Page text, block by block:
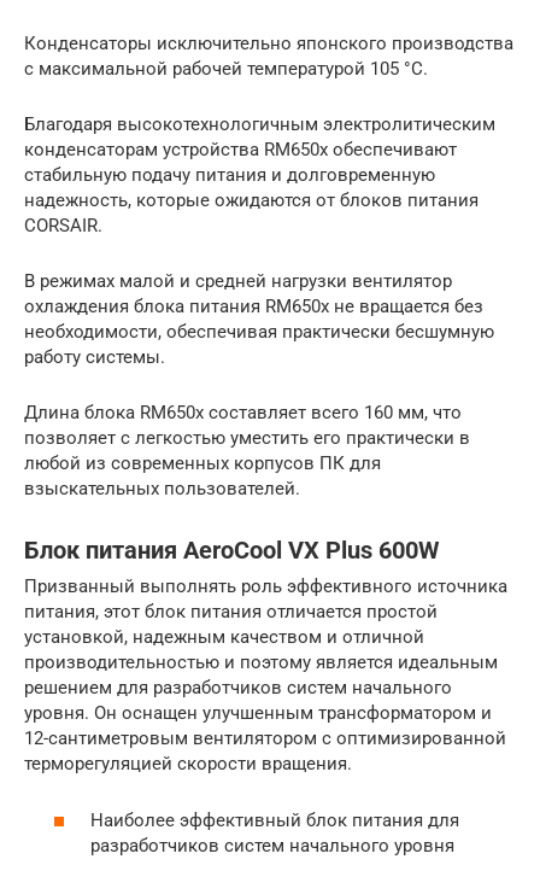
Конденсаторы исключительно японского производства
с максимальной рабочей температурой 105 °С.
Благодаря высокотехнологичным электролитическим
конденсаторам устройства RM650x обеспечивают
стабильную подачу питания и долговременную
надежность, которые ожидаются от блоков питания
CORSAIR.
В режимах малой и средней нагрузки вентилятор
охлаждения блока питания RM650x не вращается без
необходимости, обеспечивая практически бесшумную
работу системы.
Длина блока RM650x составляет всего 160 мм, что
позволяет с легкостью уместить его практически в
любой из современных корпусов ПК для
взыскательных пользователей.
Блок питания AeroCool VX Plus 600W
Призванный выполнять роль эффективного источника
питания, этот блок питания отличается простой
установкой, надежным качеством и отличной
производительностью и поэтому является идеальным
решением для разработчиков систем начального
уровня. Он оснащен улучшенным трансформатором и
12-сантиметровым вентилятором с оптимизированной
терморегуляцией скорости вращения.
Наиболее эффективный блок питания для
разработчиков систем начального уровня